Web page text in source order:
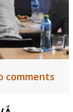
comments